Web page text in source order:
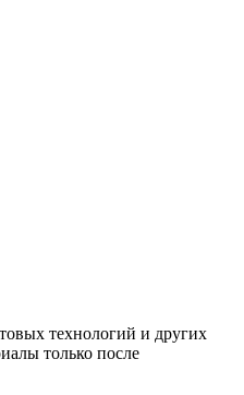
технологий и других
только после